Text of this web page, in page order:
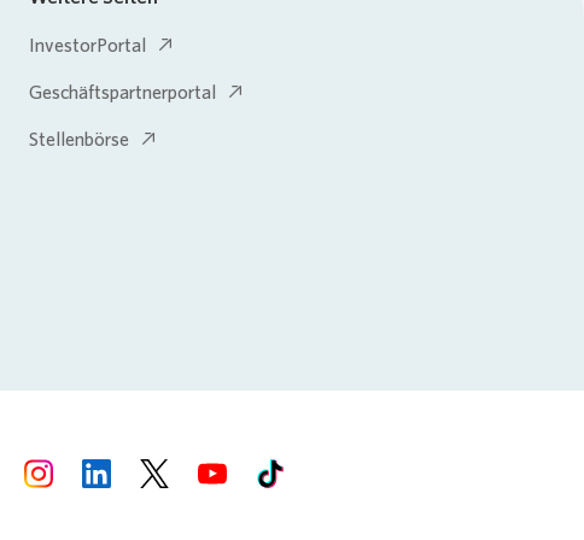
InvestorPortal
Geschäftspartnerportal
Stellenbörse